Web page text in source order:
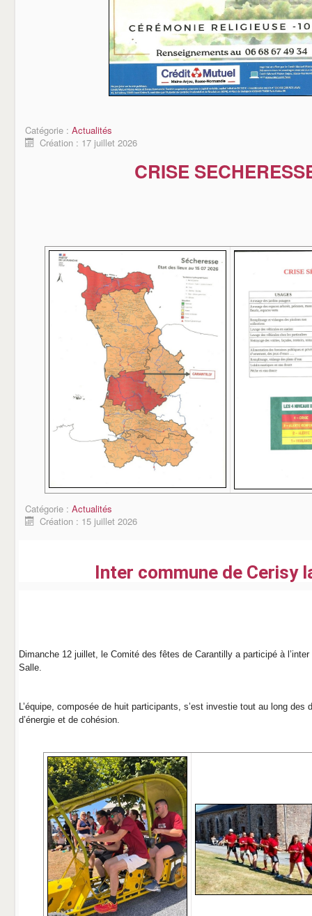
Catégorie : Actualités
Création : 17 juillet 2026
CRISE
Catégorie : Actualités
Création : 15 juillet 2026
Inter commune de Cerisy
Dimanche 12 juillet, le Comité des fêtes de Carantilly a participé à
Salle.
L’équipe, composée de huit participants, s’est investie tout au long des
d’énergie et de cohésion.